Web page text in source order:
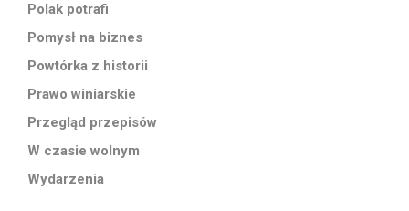
Polak potrafi
Pomysł na biznes
Powtórka z historii
Prawo winiarskie
Przegląd przepisów
W czasie wolnym
Wydarzenia